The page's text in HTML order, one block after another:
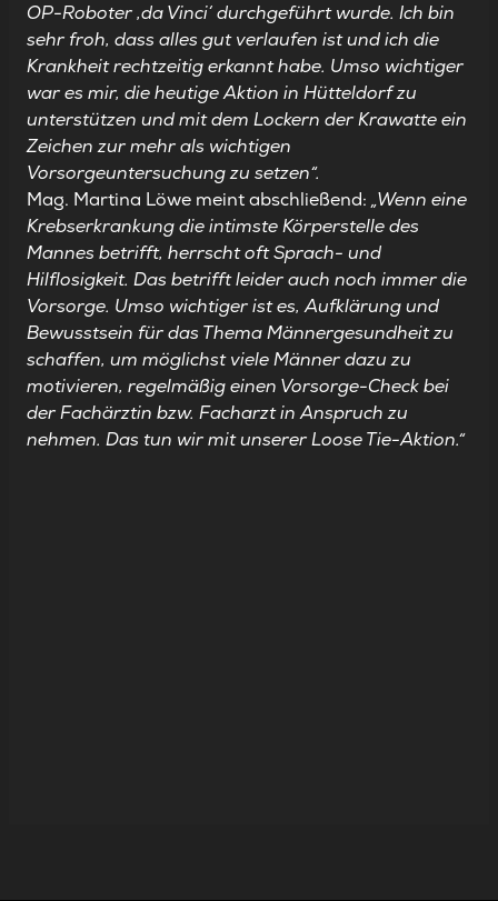
OP-Roboter ,da Vinci‘ durchgeführt wurde. Ich bin
sehr froh, dass alles gut verlaufen ist und ich die
Krankheit rechtzeitig erkannt habe. Umso wichtiger
war es mir, die heutige Aktion in Hütteldorf zu
unterstützen und mit dem Lockern der Krawatte ein
Zeichen zur mehr als wichtigen
Vorsorgeuntersuchung zu setzen“.
Mag. Martina Löwe meint abschließend: „Wenn eine
Krebserkrankung die intimste Körperstelle des
Mannes betrifft, herrscht oft Sprach- und
Hilflosigkeit. Das betrifft leider auch noch immer die
Vorsorge. Umso wichtiger ist es, Aufklärung und
Bewusstsein für das Thema Männergesundheit zu
schaffen, um möglichst viele Männer dazu zu
motivieren, regelmäßig einen Vorsorge-Check bei
der Fachärztin bzw. Facharzt in Anspruch zu
nehmen. Das tun wir mit unserer Loose Tie-Aktion.“